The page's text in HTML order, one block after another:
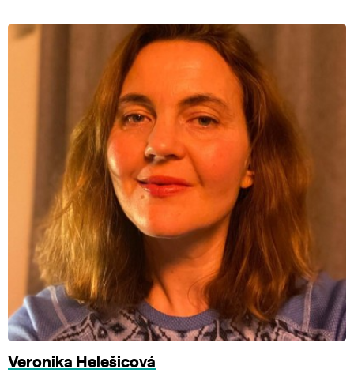
Veronika Helešicová